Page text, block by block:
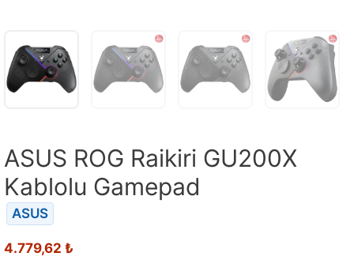
ASUS ROG Raikiri GU200X
Kablolu Gamepad
ASUS
4.779,62 ₺